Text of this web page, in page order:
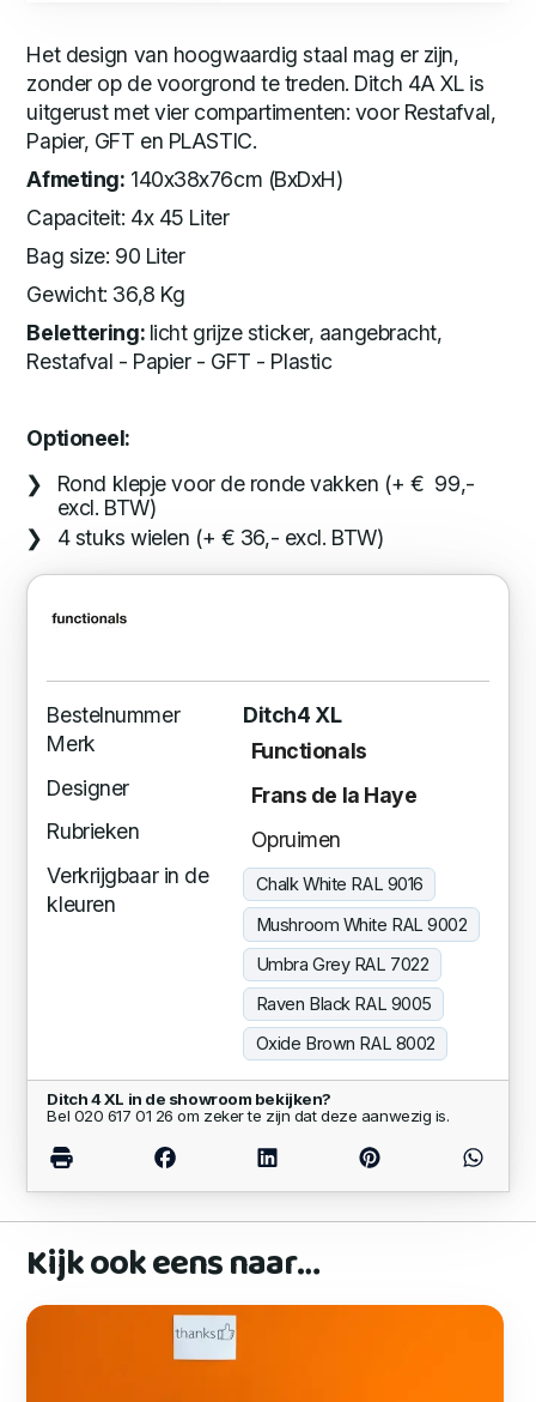
Het design van hoogwaardig staal mag er zijn,
zonder op de voorgrond te treden. Ditch 4A XL is
uitgerust met vier compartimenten: voor Restafval,
Papier, GFT en PLASTIC.
Afmeting: 140x38x76cm (BxDxH)
Capaciteit: 4x 45 Liter
Bag size: 90 Liter
Gewicht: 36,8 Kg
Belettering: licht grijze sticker, aangebracht,
Restafval - Papier - GFT - Plastic
Optioneel:
Rond klepje voor de ronde vakken (+ € 99,-
excl. BTW)
4 stuks wielen (+ € 36,- excl. BTW)
Bestelnummer
Ditch4 XL
Merk
Functionals
Designer
Frans de la Haye
Rubrieken
Opruimen
Verkrijgbaar in de
kleuren
Chalk White RAL 9016
Mushroom White RAL 9002
Umbra Grey RAL 7022
Raven Black RAL 9005
Oxide Brown RAL 8002
Ditch 4 XL in de showroom bekijken?
Bel 020 617 01 26 om zeker te zijn dat deze aanwezig is.
Kijk ook eens naar…